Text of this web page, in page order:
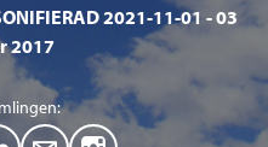
2021-11-01
03
2017